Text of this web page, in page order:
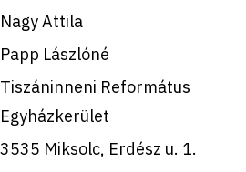
Nagy Attila
Papp Lászlóné
Tiszáninneni Református
Egyházkerület
3535 Miksolc, Erdész u. 1.